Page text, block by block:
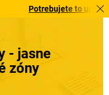
to urgentne?
- jasne
zóny